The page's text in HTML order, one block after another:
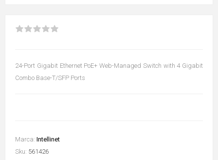
24-Port Gigabit Ethernet PoE+ Web-Managed Switch with 4 Gigabit
Combo Base-T/SFP Ports
Marca: Intellinet
Sku: 561426